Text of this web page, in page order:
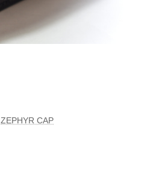
ZEPHYR CAP